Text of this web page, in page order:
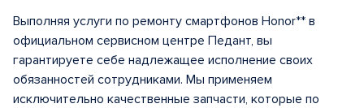
Выполняя услуги по ремонту смартфонов Honor** в
официальном сервисном центре Педант, вы
гарантируете себе надлежащее исполнение своих
обязанностей сотрудниками. Мы применяем
исключительно качественные запчасти, которые по